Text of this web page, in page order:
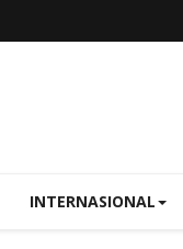
INTERNASIONAL